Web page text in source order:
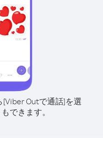
Outで通話]を選
できます。